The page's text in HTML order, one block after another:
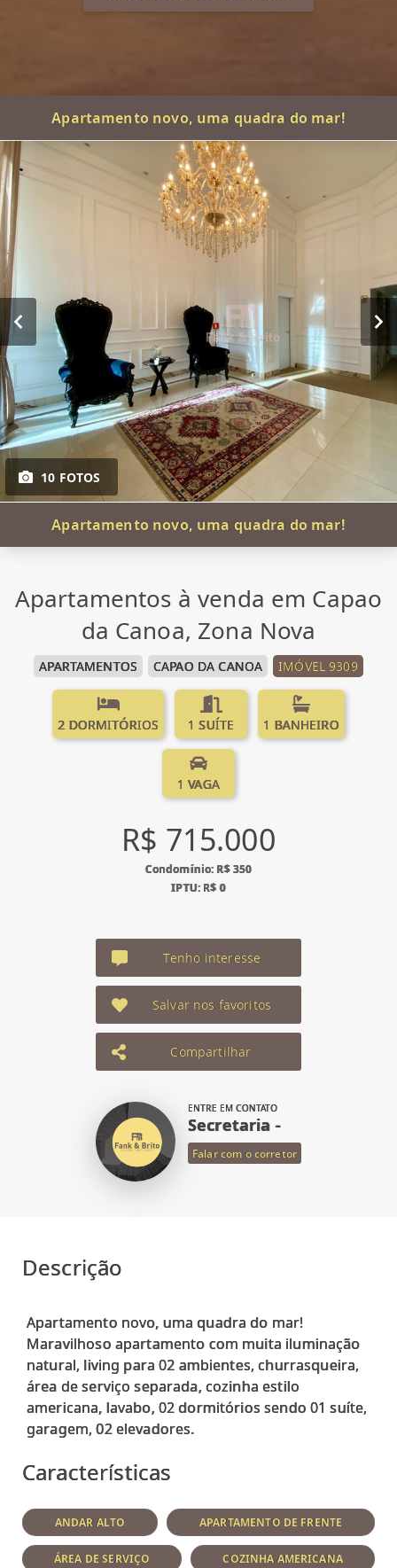
Apartamento novo, uma quadra do mar!
10 FOTOS
Apartamento novo, uma quadra do mar!
Apartamentos à venda em Capao
da Canoa, Zona Nova
APARTAMENTOS CAPAO DA CANOA IMÓVEL 9309
2 DORMITÓRIOS 1 SUÍTE 1 BANHEIRO
1 VAGA
R$ 715.000
Condomínio: R$ 350
IPTU: R$ 0
Tenho interesse
Salvar nos favoritos
Compartilhar
ENTRE EM CONTATO
Secretaria -
Falar com o corretor
Descrição
Apartamento novo, uma quadra do mar!
Maravilhoso apartamento com muita iluminação
natural, living para 02 ambientes, churrasqueira,
área de serviço separada, cozinha estilo
americana, lavabo, 02 dormitórios sendo 01 suíte,
Características
ANDAR ALTO APARTAMENTO DE FRENTE
ÁREA DE SERVIÇO COZINHA AMERICANA